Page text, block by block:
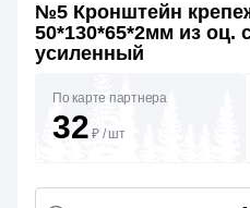
№5 Кронштейн
50*130*65*2мм из оц.
усиленный
По карте партнера
32 ₽ /шт